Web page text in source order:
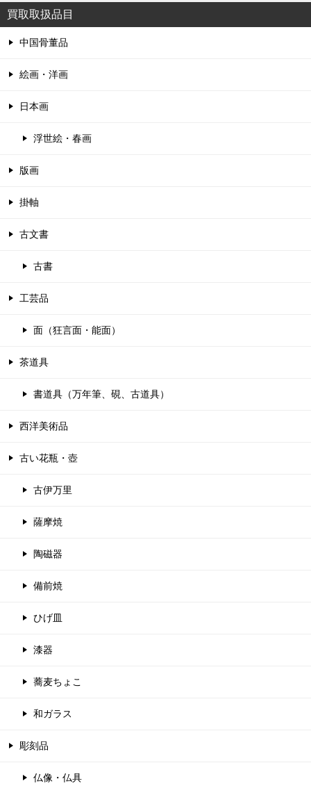
買取取扱品目
中国骨董品
絵画・洋画
日本画
浮世絵・春画
版画
掛軸
古文書
古書
工芸品
面（狂言面・能面）
茶道具
書道具（万年筆、硯、古道具）
西洋美術品
古い花瓶・壺
古伊万里
薩摩焼
陶磁器
備前焼
ひげ皿
漆器
蕎麦ちょこ
和ガラス
彫刻品
仏像・仏具